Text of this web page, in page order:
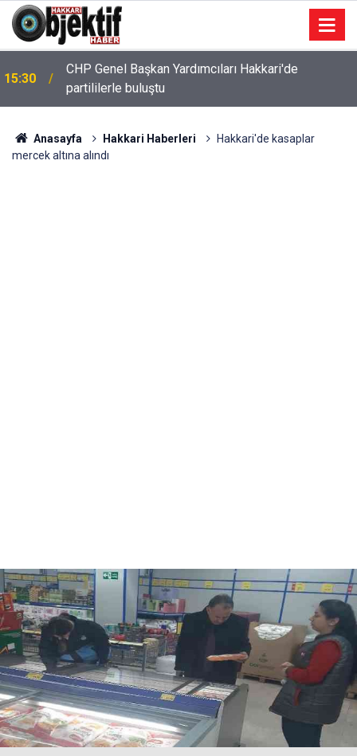
15:30
CHP Genel Başkan Yardımcıları Hakkari'de
partililerle buluştu
Anasayfa Hakkari Haberleri
Hakkari'de kasaplar
mercek altına alındı